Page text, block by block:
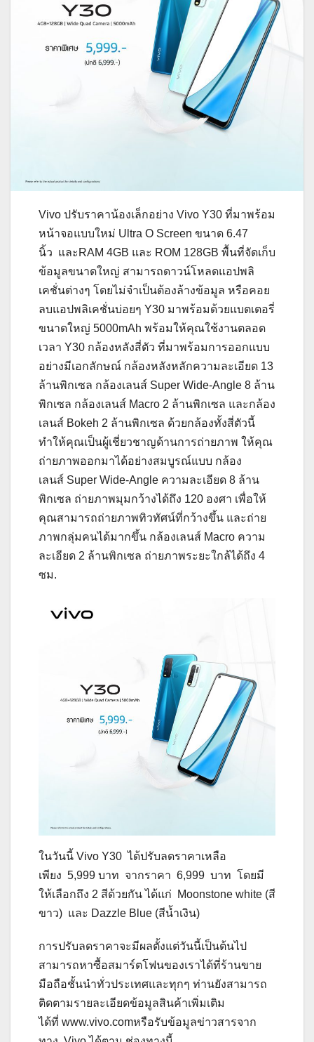
Vivo ปรับราคาน้องเล็กอย่าง Vivo Y30 ที่มาพร้อม
หน้าจอแบบใหม่ Ultra O Screen ขนาด 6.47
นิ้ว และRAM 4GB และ ROM 128GB พื้นที่จัดเก็บ
ข้อมูลขนาดใหญ่ สามารถดาวน์โหลดแอปพลิ
เคชั่นต่างๆ โดยไม่จำเป็นต้องล้างข้อมูล หรือคอย
ลบแอปพลิเคชั่นบ่อยๆ Y30 มาพร้อมด้วยแบตเตอรี่
ขนาดใหญ่ 5000mAh พร้อมให้คุณใช้งานตลอด
เวลา Y30 กล้องหลังสี่ตัว ที่มาพร้อมการออกแบบ
อย่างมีเอกลักษณ์ กล้องหลังหลักความละเอียด 13
ล้านพิกเซล กล้องเลนส์ Super Wide-Angle 8 ล้าน
พิกเซล กล้องเลนส์ Macro 2 ล้านพิกเซล และกล้อง
เลนส์ Bokeh 2 ล้านพิกเซล ด้วยกล้องทั้งสี่ตัวนี้
ทำให้คุณเป็นผู้เชี่ยวชาญด้านการถ่ายภาพ ให้คุณ
ถ่ายภาพออกมาได้อย่างสมบูรณ์แบบ กล้อง
เลนส์ Super Wide-Angle ความละเอียด 8 ล้าน
พิกเซล ถ่ายภาพมุมกว้างได้ถึง 120 องศา เพื่อให้
คุณสามารถถ่ายภาพทิวทัศน์ที่กว้างขึ้น และถ่าย
ภาพกลุ่มคนได้มากขึ้น กล้องเลนส์ Macro ความ
ละเอียด 2 ล้านพิกเซล ถ่ายภาพระยะใกล้ได้ถึง 4
ซม.
ในวันนี้ Vivo Y30 ได้ปรับลดราคาเหลือ
เพียง 5,999 บาท จากราคา 6,999 บาท โดยมี
ให้เลือกถึง 2 สีด้วยกัน ได้แก่ Moonstone white (สี
ขาว) และ Dazzle Blue (สีน้ำเงิน)
การปรับลดราคาจะมีผลตั้งแต่วันนี้เป็นต้นไป
สามารถหาซื้อสมาร์ตโฟนของเราได้ที่ร้านขาย
มือถือชั้นนำทั่วประเทศและทุกๆ ท่านยังสามารถ
ติดตามรายละเอียดข้อมูลสินค้าเพิ่มเติม
ได้ที่ www.vivo.comหรือรับข้อมูลข่าวสารจาก